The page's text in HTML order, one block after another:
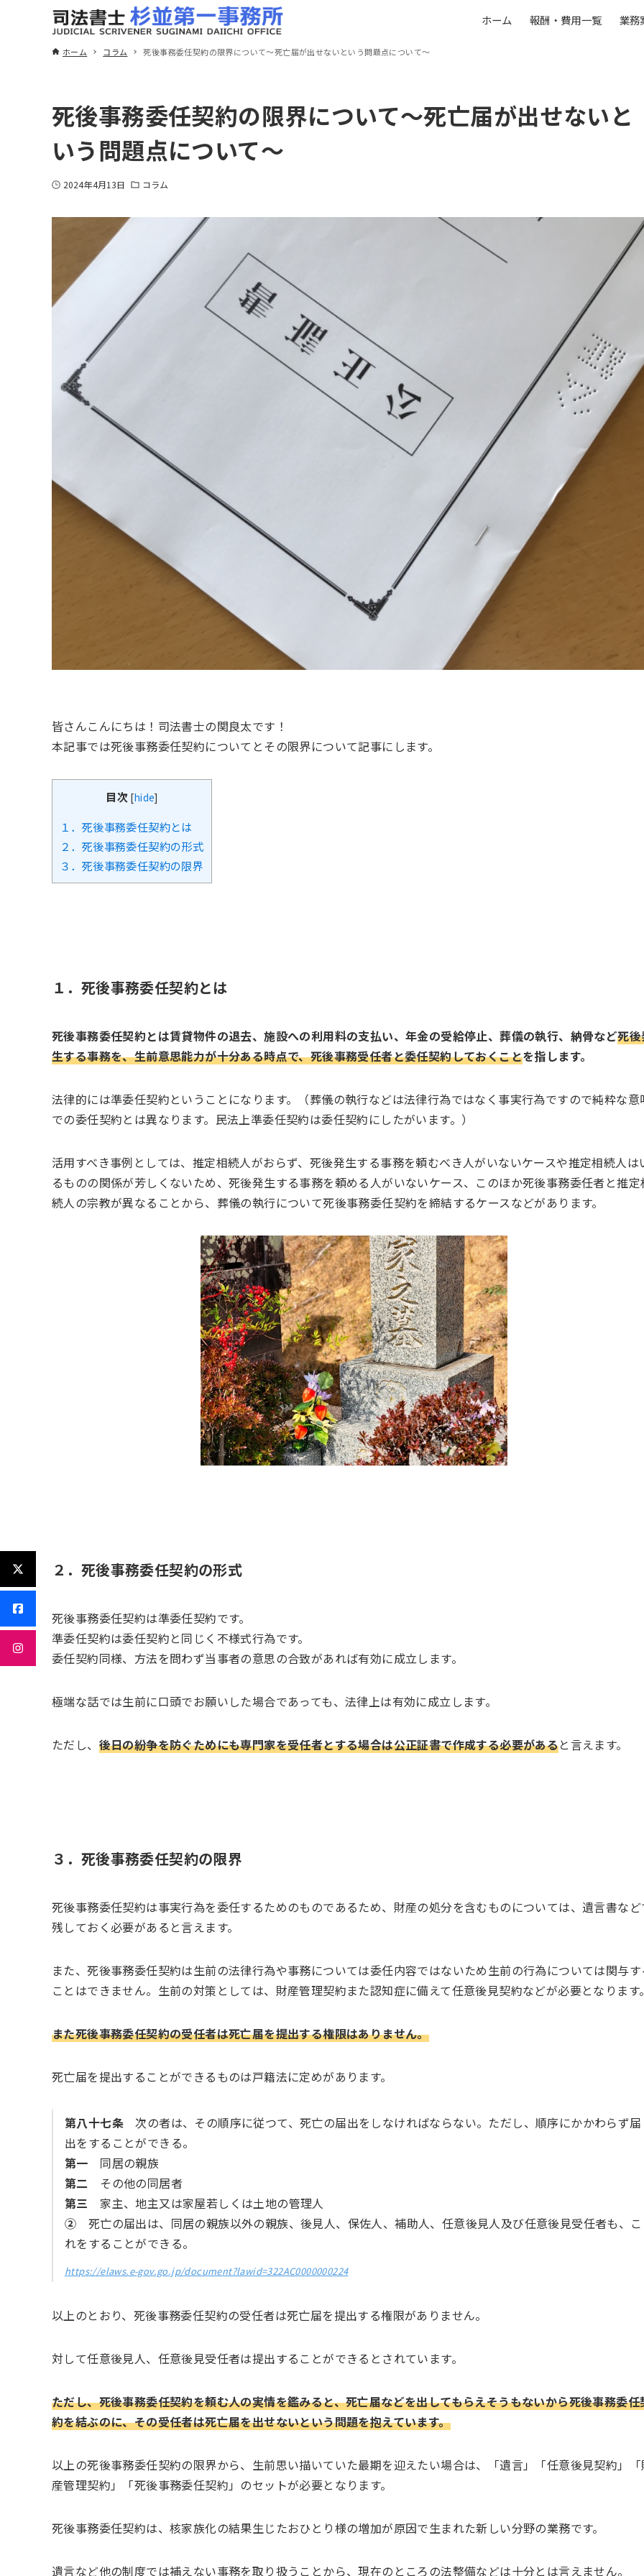
ホーム 報酬・費用一覧 業務
ホーム コラム 死後事務委任契約の限界について～死亡届が出せないという問題点について～
死後事務委任契約の限界について～死亡届が出せないと
いう問題点について～
2024年4月13日 コラム
皆さんこんにちは！司法書士の関良太です！
本記事では死後事務委任契約についてとその限界について記事にします。
目次 [hide]
１．死後事務委任契約とは
２．死後事務委任契約の形式
３．死後事務委任契約の限界
１．死後事務委任契約とは
死後事務委任契約とは賃貸物件の退去、施設への利用料の支払い、年金の受給停止、葬儀の執行、納骨など死
生する事務を、生前意思能力が十分ある時点で、死後事務受任者と委任契約しておくことを指します。
法律的には準委任契約ということになります。（葬儀の執行などは法律行為ではなく事実行為ですので純粋な意
での委任契約とは異なります。民法上準委任契約は委任契約にしたがいます。）
活用すべき事例としては、推定相続人がおらず、死後発生する事務を頼むべき人がいないケースや推定相続人は
るものの関係が芳しくないため、死後発生する事務を頼める人がいないケース、このほか死後事務委任者と推定
続人の宗教が異なることから、葬儀の執行について死後事務委任契約を締結するケースなどがあります。
２．死後事務委任契約の形式
死後事務委任契約は準委任契約です。
準委任契約は委任契約と同じく不様式行為です。
委任契約同様、方法を問わず当事者の意思の合致があれば有効に成立します。
極端な話では生前に口頭でお願いした場合であっても、法律上は有効に成立します。
ただし、 後日の紛争を防ぐためにも専門家を受任者とする場合は公正証書で作成する必要があると言えます。
３．死後事務委任契約の限界
死後事務委任契約は事実行為を委任するためのものであるため、財産の処分を含むものについては、遺言書な
残しておく必要があると言えます。
また、死後事務委任契約は生前の法律行為や事務については委任内容ではないため生前の行為については関与
ことはできません。生前の対策としては、財産管理契約また認知症に備えて任意後見契約などが必要となります
また死後事務委任契約の受任者は死亡届を提出する権限はありません。
死亡届を提出することができるものは戸籍法に定めがあります。
第八十七条 次の者は、その順序に従つて、死亡の届出をしなければならない。ただし、順序にかかわらず届
出をすることができる。
第一 同居の親族
第二 その他の同居者
第三 家主、地主又は家屋若しくは土地の管理人
② 死亡の届出は、同居の親族以外の親族、後見人、保佐人、補助人、任意後見人及び任意後見受任者も、こ
れをすることができる。
https://elaws.e-gov.go.jp/document?lawid=322AC0000000224
以上のとおり、死後事務委任契約の受任者は死亡届を提出する権限がありません。
対して任意後見人、任意後見受任者は提出することができるとされています。
ただし、死後事務委任契約を頼む人の実情を鑑みると、死亡届などを出してもらえそうもないから死後事務委任
約を結ぶのに、その受任者は死亡届を出せないという問題を抱えています。
以上の死後事務委任契約の限界から、生前思い描いていた最期を迎えたい場合は、「遺言」「任意後見契約」
産管理契約」「死後事務委任契約」のセットが必要となります。
死後事務委任契約は、核家族化の結果生じたおひとり様の増加が原因で生まれた新しい分野の業務です。
遺言など他の制度では補えない事務を取り扱うことから、現在のところの法整備などは十分とは言えません。